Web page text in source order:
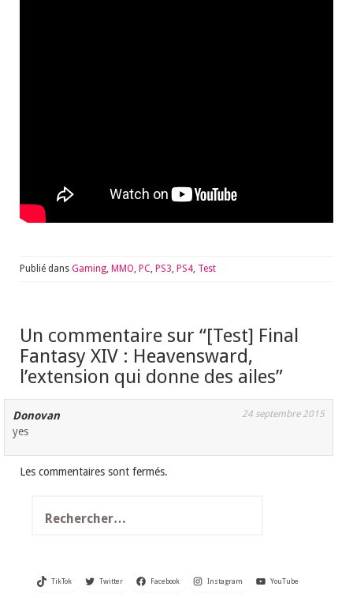
Publié dans Gaming MMO PC PS3 PS4 Test
Un commentaire sur “[Test] Final
Fantasy XIV : Heavensward,
l’extension qui donne des ailes”
Donovan 24 septembre 2015
yes
Les commentaires sont fermés.
TikTok Twitter Facebook Instagram YouTube